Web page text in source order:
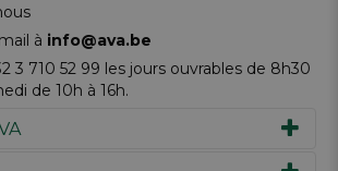
à info@ava.be
3 710 52 99 les jours ouvrables de 8h30
de 10h à 16h.